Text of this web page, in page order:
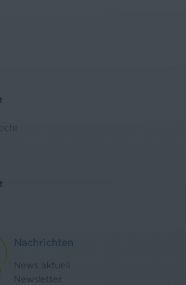
Nachrichten
News aktuell
Newsletter